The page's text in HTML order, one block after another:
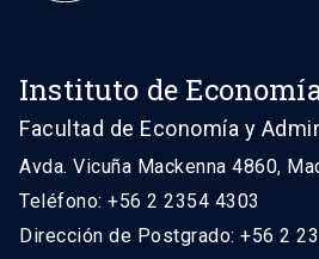
Instituto de
Facultad de Economía y
Avda. Vicuña Mackenna 4860,
Teléfono: +56 2 2354 4303
Dirección de Postgrado: +56 2